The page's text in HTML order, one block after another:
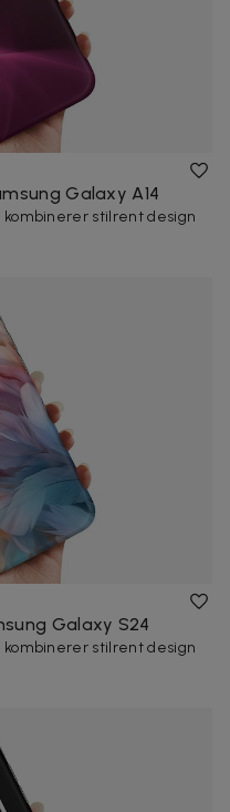
Galaxy A14
stilrent design
Galaxy S24
stilrent design